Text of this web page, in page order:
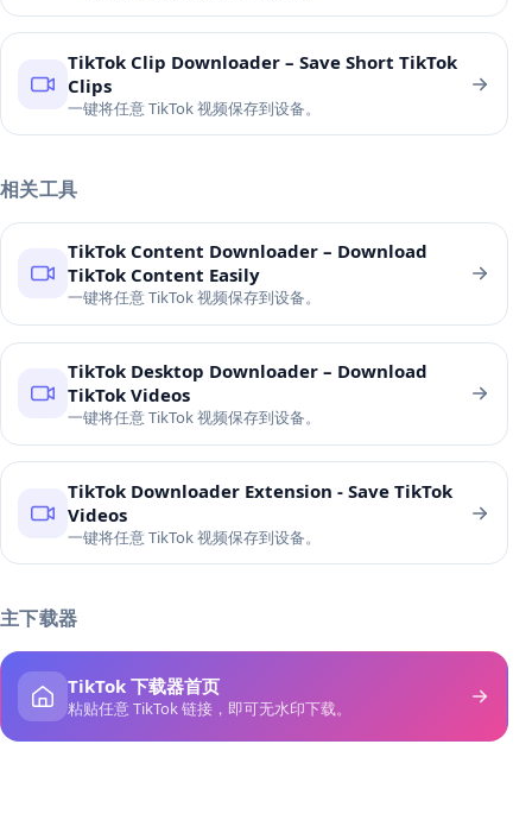
TikTok Clip Downloader – Save Short TikTok
Clips
一键将任意 TikTok 视频保存到设备。
相关工具
TikTok Content Downloader – Download
TikTok Content Easily
一键将任意 TikTok 视频保存到设备。
TikTok Desktop Downloader – Download
TikTok Videos
一键将任意 TikTok 视频保存到设备。
TikTok Downloader Extension - Save TikTok
Videos
一键将任意 TikTok 视频保存到设备。
主下载器
TikTok 下载器首页
粘贴任意 TikTok 链接，即可无水印下载。